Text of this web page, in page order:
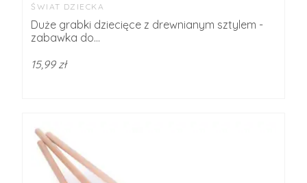
ŚWIAT DZIECKA
Duże grabki dziecięce z drewnianym sztylem -
zabawka do...
15,99 zł